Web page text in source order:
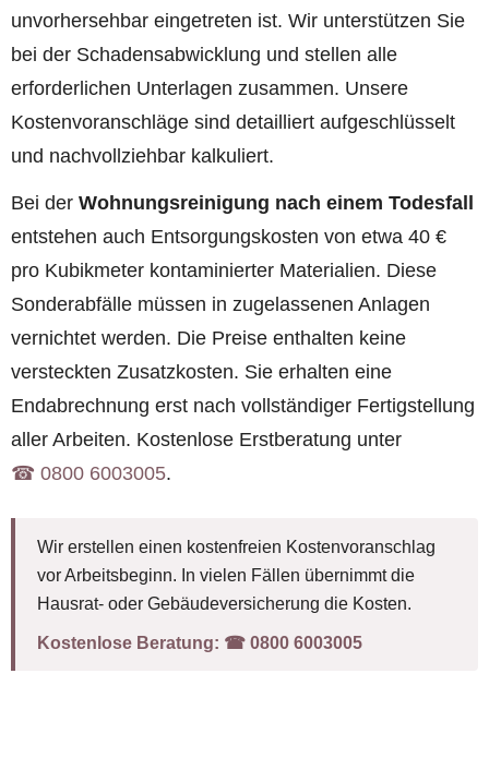
unvorhersehbar eingetreten ist. Wir unterstützen Sie
bei der Schadensabwicklung und stellen alle
erforderlichen Unterlagen zusammen. Unsere
Kostenvoranschläge sind detailliert aufgeschlüsselt
und nachvollziehbar kalkuliert.
Bei der Wohnungsreinigung nach einem Todesfall
entstehen auch Entsorgungskosten von etwa 40 €
pro Kubikmeter kontaminierter Materialien. Diese
Sonderabfälle müssen in zugelassenen Anlagen
vernichtet werden. Die Preise enthalten keine
versteckten Zusatzkosten. Sie erhalten eine
Endabrechnung erst nach vollständiger Fertigstellung
aller Arbeiten. Kostenlose Erstberatung unter
☎︎ 0800 6003005.
Wir erstellen einen kostenfreien Kostenvoranschlag
vor Arbeitsbeginn. In vielen Fällen übernimmt die
Hausrat- oder Gebäudeversicherung die Kosten.
Kostenlose Beratung: ☎︎ 0800 6003005